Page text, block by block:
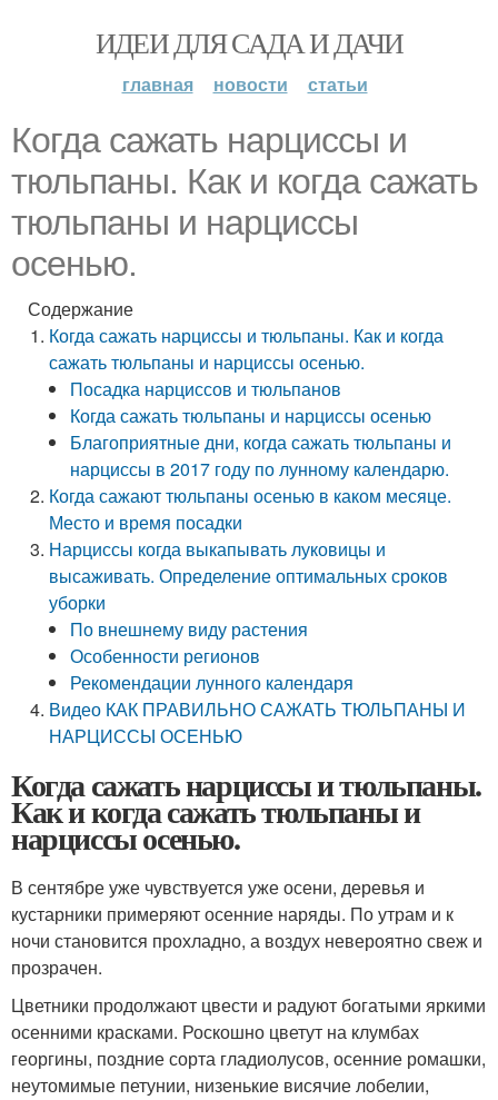
ИДЕИ ДЛЯ САДА И ДАЧИ
главная новости статьи
Когда сажать нарциссы и
тюльпаны. Как и когда сажать
тюльпаны и нарциссы
осенью.
Содержание
Когда сажать нарциссы и тюльпаны. Как и когда
сажать тюльпаны и нарциссы осенью.
Посадка нарциссов и тюльпанов
Когда сажать тюльпаны и нарциссы осенью
Благоприятные дни, когда сажать тюльпаны и
нарциссы в 2017 году по лунному календарю.
Когда сажают тюльпаны осенью в каком месяце.
Место и время посадки
Нарциссы когда выкапывать луковицы и
высаживать. Определение оптимальных сроков
уборки
По внешнему виду растения
Особенности регионов
Рекомендации лунного календаря
Видео КАК ПРАВИЛЬНО САЖАТЬ ТЮЛЬПАНЫ И
НАРЦИССЫ ОСЕНЬЮ
Когда сажать нарциссы и тюльпаны.
Как и когда сажать тюльпаны и
нарциссы осенью.
В сентябре уже чувствуется уже осени, деревья и
кустарники примеряют осенние наряды. По утрам и к
ночи становится прохладно, а воздух невероятно свеж и
прозрачен.
Цветники продолжают цвести и радуют богатыми яркими
осенними красками. Роскошно цветут на клумбах
георгины, поздние сорта гладиолусов, осенние ромашки,
неутомимые петунии, низенькие висячие лобелии,